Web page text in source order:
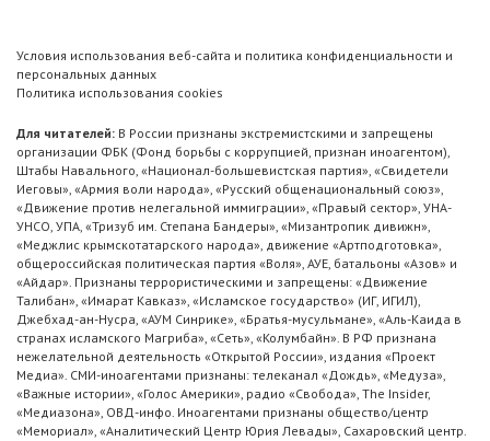
Условия использования веб-сайта и политика конфиденциальности и
персональных данных
Политика использования cookies
Для читателей: В России признаны экстремистскими и запрещены
организации ФБК (Фонд борьбы с коррупцией, признан иноагентом),
Штабы Навального, «Национал-большевистская партия», «Свидетели
Иеговы», «Армия воли народа», «Русский общенациональный союз»,
«Движение против нелегальной иммиграции», «Правый сектор», УНА-
УНСО, УПА, «Тризуб им. Степана Бандеры», «Мизантропик дивижн»,
«Меджлис крымскотатарского народа», движение «Артподготовка»,
общероссийская политическая партия «Воля», АУЕ, батальоны «Азов» и
«Айдар». Признаны террористическими и запрещены: «Движение
Талибан», «Имарат Кавказ», «Исламское государство» (ИГ, ИГИЛ),
Джебхад-ан-Нусра, «АУМ Синрике», «Братья-мусульмане», «Аль-Каида в
странах исламского Магриба», «Сеть», «Колумбайн». В РФ признана
нежелательной деятельность «Открытой России», издания «Проект
Медиа». СМИ-иноагентами признаны: телеканал «Дождь», «Медуза»,
«Важные истории», «Голос Америки», радио «Свобода», The Insider,
«Медиазона», ОВД-инфо. Иноагентами признаны общество/центр
«Мемориал», «Аналитический Центр Юрия Левады», Сахаровский центр.